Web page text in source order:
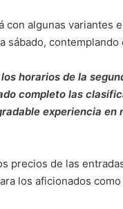
con algunas variantes
sábado,
horarios de la
completo las
experiencia en
precios de las
los aficionados